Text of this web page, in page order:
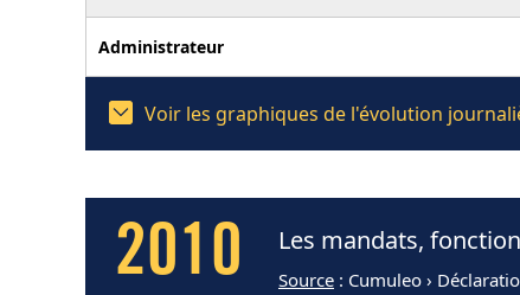
Administrateur
Voir les graphiques de l'évolution
2010 Les mandats,
Source : Cumuleo ›